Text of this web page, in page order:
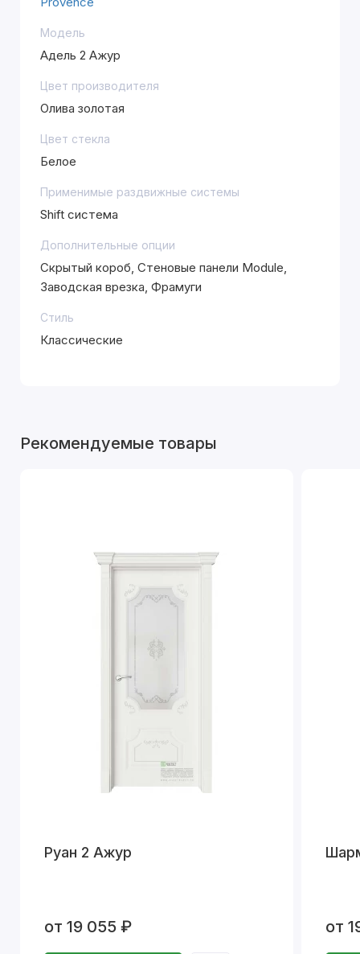
Модель
Адель 2 Ажур
Цвет производителя
Олива золотая
Цвет стекла
Белое
Применимые раздвижные системы
Shift система
Дополнительные опции
Скрытый короб, Стеновые панели Module,
Заводская врезка, Фрамуги
Стиль
Классические
Рекомендуемые товары
Руан 2 Ажур
от 19 055 ₽ от